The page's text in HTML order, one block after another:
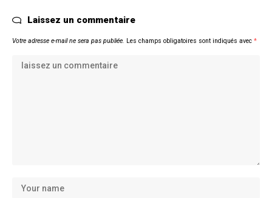
Laissez un commentaire
Votre adresse e-mail ne sera pas publiée. Les champs obligatoires sont indiqués avec *